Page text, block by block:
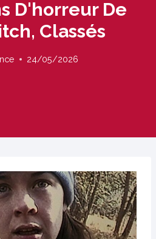
D'horreur De
Classés
24/05/2026